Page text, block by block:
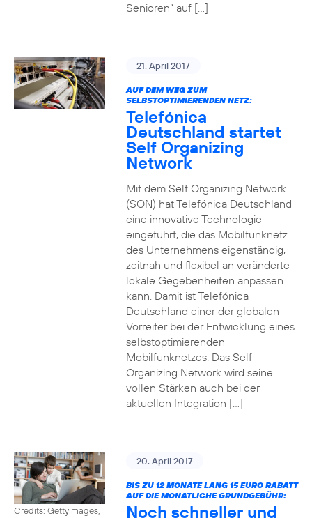
Senioren“ auf […]
21. April 2017
AUF DEM WEG ZUM
SELBSTOPTIMIERENDEN NETZ:
Telefónica
Deutschland startet
Self Organizing
Network
Mit dem Self Organizing Network
(SON) hat Telefónica Deutschland
eine innovative Technologie
eingeführt, die das Mobilfunknetz
des Unternehmens eigenständig,
zeitnah und flexibel an veränderte
lokale Gegebenheiten anpassen
kann. Damit ist Telefónica
Deutschland einer der globalen
Vorreiter bei der Entwicklung eines
selbstoptimierenden
Mobilfunknetzes. Das Self
Organizing Network wird seine
vollen Stärken auch bei der
aktuellen Integration […]
Credits: Gettyimages,
20. April 2017
BIS ZU 12 MONATE LANG 15 EURO RABATT
AUF DIE MONATLICHE GRUNDGEBÜHR:
Noch schneller und